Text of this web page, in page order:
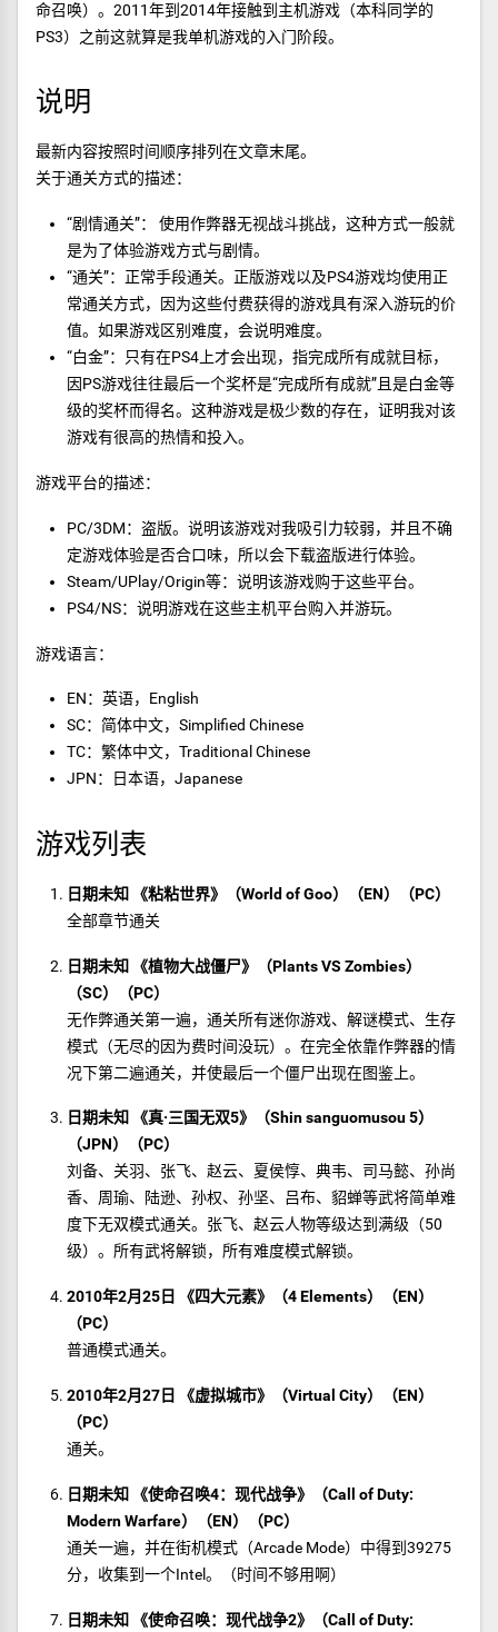
命召唤）。2011年到2014年接触到主机游戏（本科同学的
PS3）之前这就算是我单机游戏的入门阶段。
说明
最新内容按照时间顺序排列在文章末尾。
关于通关方式的描述：
“剧情通关”： 使用作弊器无视战斗挑战，这种方式一般就
是为了体验游戏方式与剧情。
“通关”：正常手段通关。正版游戏以及PS4游戏均使用正
常通关方式，因为这些付费获得的游戏具有深入游玩的价
值。如果游戏区别难度，会说明难度。
“白金”：只有在PS4上才会出现，指完成所有成就目标，
因PS游戏往往最后一个奖杯是“完成所有成就”且是白金等
级的奖杯而得名。这种游戏是极少数的存在，证明我对该
游戏有很高的热情和投入。
游戏平台的描述：
PC/3DM：盗版。说明该游戏对我吸引力较弱，并且不确
定游戏体验是否合口味，所以会下载盗版进行体验。
Steam/UPlay/Origin等：说明该游戏购于这些平台。
PS4/NS：说明游戏在这些主机平台购入并游玩。
游戏语言：
EN：英语，English
SC：简体中文，Simplified Chinese
TC：繁体中文，Traditional Chinese
JPN：日本语，Japanese
游戏列表
日期未知 《粘粘世界》（World of Goo）（EN）（PC）
全部章节通关
日期未知 《植物大战僵尸》（Plants VS Zombies）
（SC）（PC）
无作弊通关第一遍，通关所有迷你游戏、解谜模式、生存
模式（无尽的因为费时间没玩）。在完全依靠作弊器的情
况下第二遍通关，并使最后一个僵尸出现在图鉴上。
日期未知 《真·三国无双5》（Shin sanguomusou 5）
（JPN）（PC）
刘备、关羽、张飞、赵云、夏侯惇、典韦、司马懿、孙尚
香、周瑜、陆逊、孙权、孙坚、吕布、貂蝉等武将简单难
度下无双模式通关。张飞、赵云人物等级达到满级（50
级）。所有武将解锁，所有难度模式解锁。
2010年2月25日 《四大元素》（4 Elements）（EN）
（PC）
普通模式通关。
2010年2月27日 《虚拟城市》（Virtual City）（EN）
（PC）
通关。
日期未知 《使命召唤4：现代战争》（Call of Duty:
Modern Warfare）（EN）（PC）
通关一遍，并在街机模式（Arcade Mode）中得到39275
分，收集到一个Intel。（时间不够用啊）
日期未知 《使命召唤：现代战争2》（Call of Duty: